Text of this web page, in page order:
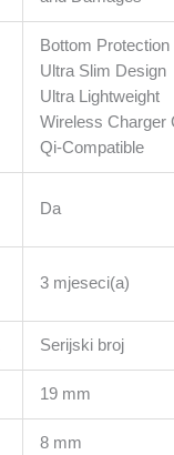
Bottom Protection
Ultra Slim Design
Ultra Lightweight
Wireless Charger
Qi-Compatible
Da
3 mjeseci(a)
Serijski broj
19 mm
8 mm